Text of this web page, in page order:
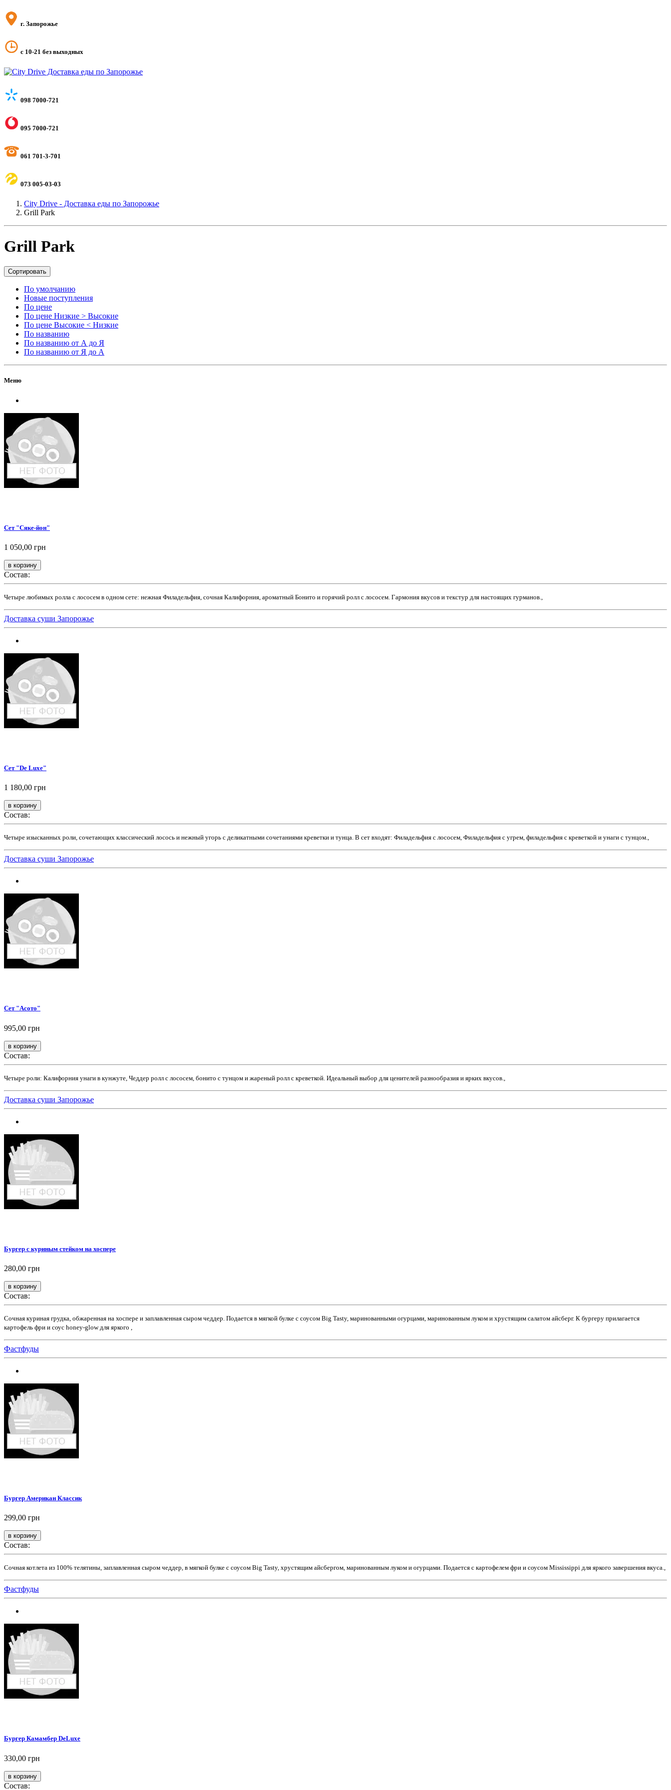
г. Запорожье
с 10-21 без выходных
098 7000-721
095 7000-721
061 701-3-701
073 005-03-03
City Drive - Доставка еды по Запорожье
Grill Park
Grill Park
Сортировать
По умолчанию
Новые поступления
По цене
По цене Низкие > Высокие
По цене Высокие < Низкие
По названию
По названию от А до Я
По названию от Я до А
Меню
Сет "Сяке-йон"
1 050,00 грн
Состав:
Четыре любимых ролла с лососем в одном сете: нежная Филадельфия, сочная Калифорния, ароматный Бонито и горячий ролл с лососем. Гармония вкусов и текстур для настоящих гурманов.,
Доставка суши Запорожье
Сет "De Luxe"
1 180,00 грн
Состав:
Четыре изысканных роли, сочетающих классический лосось и нежный угорь с деликатными сочетаниями креветки и тунца. В сет входят: Филадельфия с лососем, Филадельфия с угрем, филадельфия с креветкой и унаги с тунцом.,
Доставка суши Запорожье
Сет "Асото"
995,00 грн
Состав:
Четыре роли: Калифорния унаги в кунжуте, Чеддер ролл с лососем, бонито с тунцом и жареный ролл с креветкой. Идеальный выбор для ценителей разнообразия и ярких вкусов.,
Доставка суши Запорожье
Бургер с куриным стейком на хоспере
280,00 грн
Состав:
Сочная куриная грудка, обжаренная на хоспере и заплавленная сыром чеддер. Подается в мягкой булке с соусом Big Tasty, маринованными огурцами, маринованным луком и хрустящим салатом айсберг. К бургеру прилагается
картофель фри и соус honey-glow для яркого ,
Фастфуды
Бургер Американ Классик
299,00 грн
Состав:
Сочная котлета из 100% телятины, заплавленная сыром чеддер, в мягкой булке с соусом Big Tasty, хрустящим айсбергом, маринованным луком и огурцами. Подается с картофелем фри и соусом Mississippi для яркого завершения вкуса.,
Фастфуды
Бургер Камамбер DeLuxe
330,00 грн
Состав: